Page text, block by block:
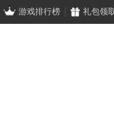
游戏排行榜 礼包领